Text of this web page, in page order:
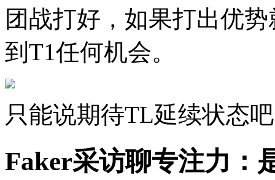
团战打好，如果打出优
到T1任何机会。
只能说期待TL延续状态
Faker采访聊专注力：